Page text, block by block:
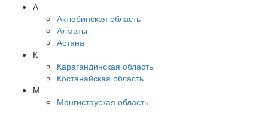
А
Актюбинская область
Алматы
Астана
К
Карагандинская область
Костанайская область
М
Мангистауская область